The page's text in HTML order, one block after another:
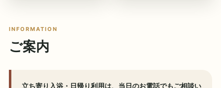
INFORMATION
ご案内
立ち寄り入浴・日帰り利用は、当日のお電話でもご相談い